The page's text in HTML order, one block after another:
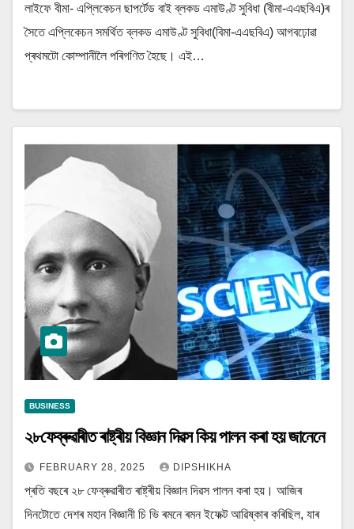
লাইফে বীমা- এপ্লিকেচন ছাপৰ্টেড বাই ব্লকড এমাউণ্ট সুবিধা (বীমা-এএছবিএ)ৰ
সৈতে এপ্লিকেচন সমৰ্থিত ব্লকড এমাউণ্ট সুবিধা(বিমা-এএছবিএ) আগবঢ়োৱা
প্ৰথমটো কোম্পানীলৈ পৰিগণিত হৈছে। এই…
BUSINESS
২৮ফেব্ৰুৱাৰীত ৰাষ্ট্ৰীয় বিজ্ঞান দিৱস কিয় পালন কৰা হয় জানেনে
FEBRUARY 28, 2025 DIPSHIKHA
প্ৰতি বছৰে ২৮ ফেব্ৰুৱাৰীত ৰাষ্ট্ৰীয় বিজ্ঞান দিৱস পালন কৰা হয়। আজিৰ
দিনটোতে দেশৰ মহান বিজ্ঞানী চি ভি ৰমনে ৰমন ইফেক্ট আৱিষ্কাৰ কৰিছিল, যাৰ